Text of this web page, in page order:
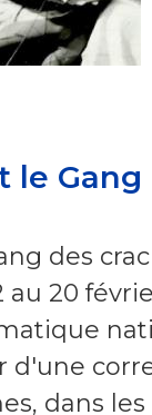
le
des
au 20
d'une
dans les